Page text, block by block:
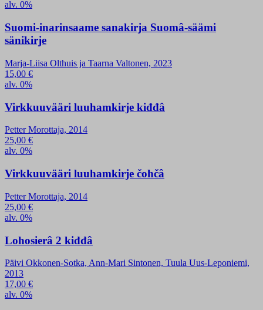
alv. 0%
Suomi-inarinsaame sanakirja Suomâ-säämi
sänikirje
Marja-Liisa Olthuis ja Taarna Valtonen, 2023
15,00 €
alv. 0%
Virkkuuvääri luuhamkirje kiđđâ
Petter Morottaja, 2014
25,00 €
alv. 0%
Virkkuuvääri luuhamkirje čohčâ
Petter Morottaja, 2014
25,00 €
alv. 0%
Lohosierâ 2 kiđđâ
Päivi Okkonen-Sotka, Ann-Mari Sintonen, Tuula Uus-Leponiemi,
2013
17,00 €
alv. 0%